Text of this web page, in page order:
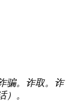
骗。诈取。诈
）。